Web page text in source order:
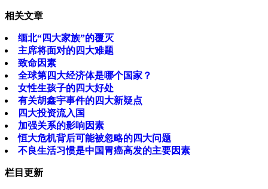
相关文章
缅北“四大家族”的覆灭
主席将面对的四大难题
致命因素
全球第四大经济体是哪个国家？
女性生孩子的四大好处
有关胡鑫宇事件的四大新疑点
四大投资流入国
加强关系的影响因素
恒大危机背后可能被忽略的四大问题
不良生活习惯是中国胃癌高发的主要因素
栏目更新